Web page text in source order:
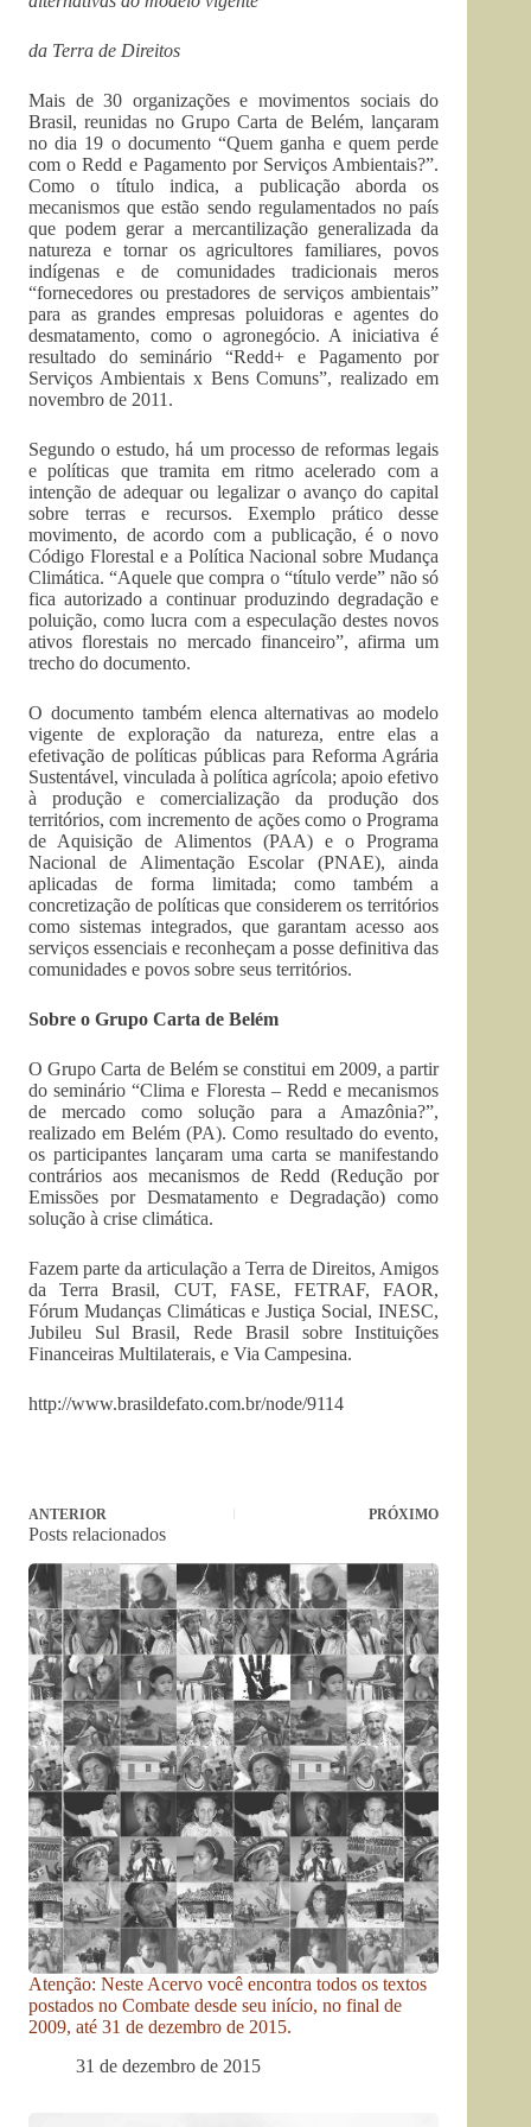
da Terra de Direitos
Mais de 30 organizações e movimentos sociais do
Brasil, reunidas no Grupo Carta de Belém, lançaram
no dia 19 o documento “Quem ganha e quem perde
com o Redd e Pagamento por Serviços Ambientais?”.
Como o título indica, a publicação aborda os
mecanismos que estão sendo regulamentados no país
que podem gerar a mercantilização generalizada da
natureza e tornar os agricultores familiares, povos
indígenas e de comunidades tradicionais meros
“fornecedores ou prestadores de serviços ambientais”
para as grandes empresas poluidoras e agentes do
desmatamento, como o agronegócio. A iniciativa é
resultado do seminário “Redd+ e Pagamento por
Serviços Ambientais x Bens Comuns”, realizado em
novembro de 2011.
Segundo o estudo, há um processo de reformas legais
e políticas que tramita em ritmo acelerado com a
intenção de adequar ou legalizar o avanço do capital
sobre terras e recursos. Exemplo prático desse
movimento, de acordo com a publicação, é o novo
Código Florestal e a Política Nacional sobre Mudança
Climática. “Aquele que compra o “título verde” não só
fica autorizado a continuar produzindo degradação e
poluição, como lucra com a especulação destes novos
ativos florestais no mercado financeiro”, afirma um
trecho do documento.
O documento também elenca alternativas ao modelo
vigente de exploração da natureza, entre elas a
efetivação de políticas públicas para Reforma Agrária
Sustentável, vinculada à política agrícola; apoio efetivo
à produção e comercialização da produção dos
territórios, com incremento de ações como o Programa
de Aquisição de Alimentos (PAA) e o Programa
Nacional de Alimentação Escolar (PNAE), ainda
aplicadas de forma limitada; como também a
concretização de políticas que considerem os territórios
como sistemas integrados, que garantam acesso aos
serviços essenciais e reconheçam a posse definitiva das
comunidades e povos sobre seus territórios.
Sobre o Grupo Carta de Belém
O Grupo Carta de Belém se constitui em 2009, a partir
do seminário “Clima e Floresta – Redd e mecanismos
de mercado como solução para a Amazônia?”,
realizado em Belém (PA). Como resultado do evento,
os participantes lançaram uma carta se manifestando
contrários aos mecanismos de Redd (Redução por
Emissões por Desmatamento e Degradação) como
solução à crise climática.
Fazem parte da articulação a Terra de Direitos, Amigos
da Terra Brasil, CUT, FASE, FETRAF, FAOR,
Fórum Mudanças Climáticas e Justiça Social, INESC,
Jubileu Sul Brasil, Rede Brasil sobre Instituições
Financeiras Multilaterais, e Via Campesina.
http://www.brasildefato.com.br/node/9114
ANTERIOR PRÓXIMO
Posts relacionados
Atenção: Neste Acervo você encontra todos os textos
postados no Combate desde seu início, no final de
2009, até 31 de dezembro de 2015.
31 de dezembro de 2015